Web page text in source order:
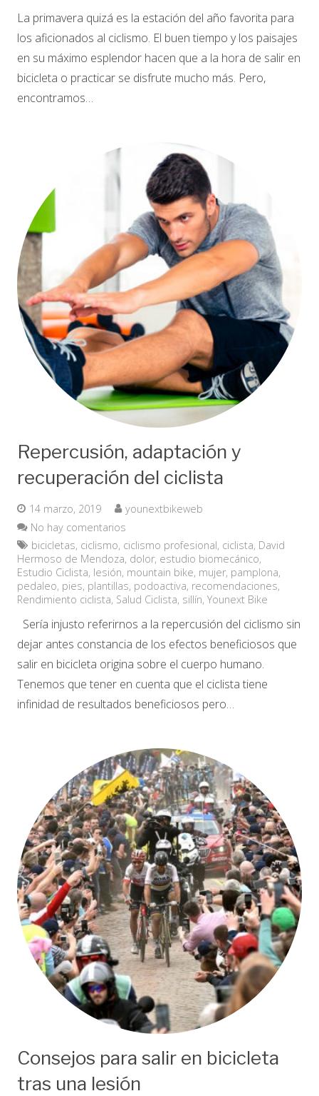
La primavera quizá es la estación del año favorita para
los aficionados al ciclismo. El buen tiempo y los paisajes
en su máximo esplendor hacen que a la hora de salir en
bicicleta o practicar se disfrute mucho más. Pero,
encontramos…
Repercusión, adaptación y
recuperación del ciclista
14 marzo, 2019
younextbikeweb
No hay comentarios
bicicletas, ciclismo, ciclismo profesional, ciclista, David
Hermoso de Mendoza, dolor, estudio biomecánico,
Estudio Ciclista, lesión, mountain bike, mujer, pamplona,
pedaleo, pies, plantillas, podoactiva, recomendaciones,
Rendimiento ciclista, Salud Ciclista, sillín, Younext Bike
Sería injusto referirnos a la repercusión del ciclismo sin
dejar antes constancia de los efectos beneficiosos que
salir en bicicleta origina sobre el cuerpo humano.
Tenemos que tener en cuenta que el ciclista tiene
infinidad de resultados beneficiosos pero…
Consejos para salir en bicicleta
tras una lesión